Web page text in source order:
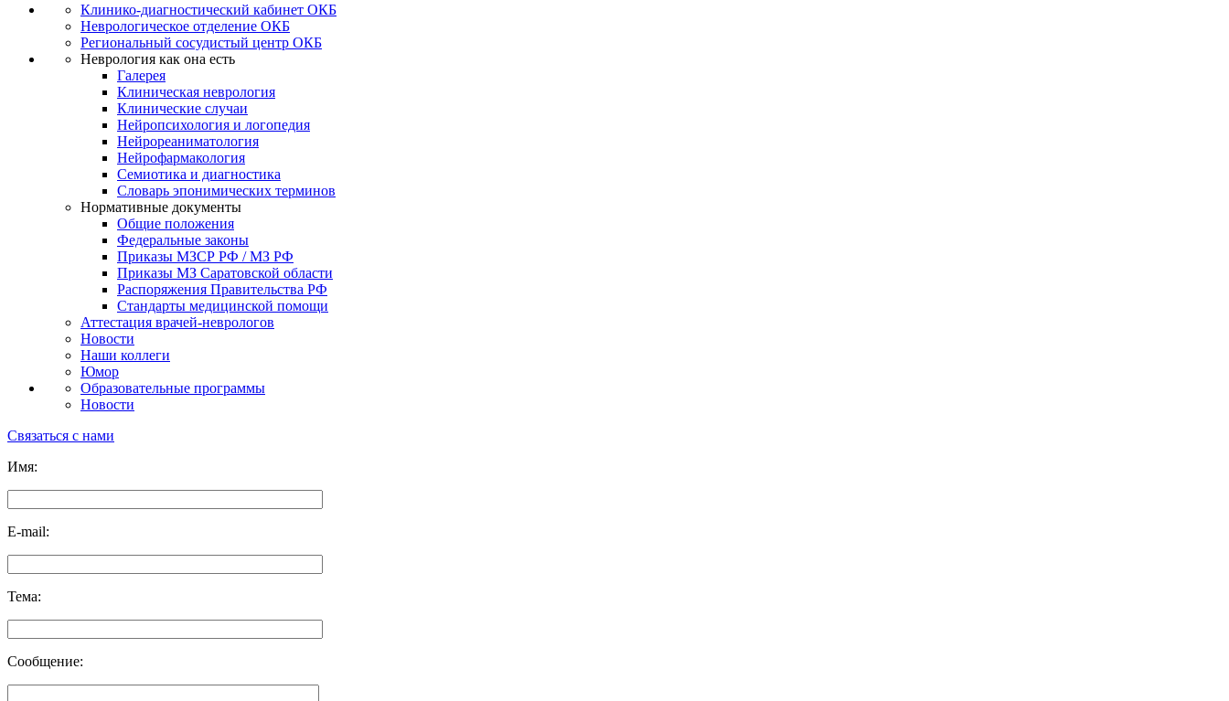
Клинико-диагностический кабинет ОКБ
Неврологическое отделение ОКБ
Региональный сосудистый центр ОКБ
Неврология как она есть
Галерея
Клиническая неврология
Клинические случаи
Нейропсихология и логопедия
Нейрореаниматология
Нейрофармакология
Семиотика и диагностика
Словарь эпонимических терминов
Нормативные документы
Общие положения
Федеральные законы
Приказы МЗСР РФ / МЗ РФ
Приказы МЗ Саратовской области
Распоряжения Правительства РФ
Стандарты медицинской помощи
Аттестация врачей-неврологов
Новости
Наши коллеги
Юмор
Образовательные программы
Новости
Связаться с нами
Имя:
E-mail:
Тема:
Сообщение: